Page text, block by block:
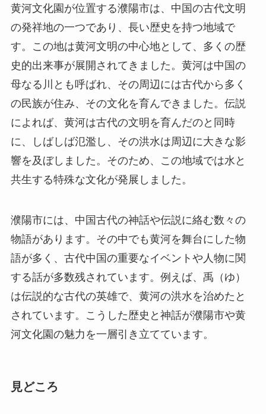
黄河文化園が位置する濮陽市は、中国の古代文明
の発祥地の一つであり、長い歴史を持つ地域で
す。この地は黄河文明の中心地として、多くの歴
史的出来事が展開されてきました。黄河は中国の
母なる川とも呼ばれ、その周辺には古代から多く
の民族が住み、その文化を育んできました。伝説
によれば、黄河は古代の文明を育んだのと同時
に、しばしば氾濫し、その洪水は周辺に大きな影
響を及ぼしました。そのため、この地域では水と
共生する特殊な文化が発展しました。
濮陽市には、中国古代の神話や伝説に絡む数々の
物語があります。その中でも黄河を舞台にした物
語が多く、古代中国の重要なイベントや人物に関
する話が多数残されています。例えば、禹（ゆ）
は伝説的な古代の英雄で、黄河の洪水を治めたと
されています。こうした歴史と神話が濮陽市や黄
河文化園の魅力を一層引き立てています。
見どころ